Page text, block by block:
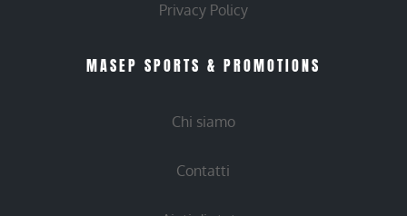
Privacy Policy
MASEP SPORTS & PROMOTIONS
Chi siamo
Contatti